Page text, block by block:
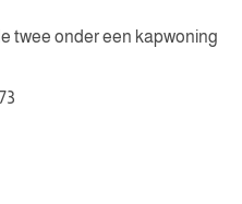
twee onder een kapwoning